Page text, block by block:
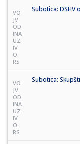
VO
JV
OD
INA
UZ
IV
O.
RS
Subotica:
VO
JV
OD
INA
UZ
IV
O.
RS
Subotica: